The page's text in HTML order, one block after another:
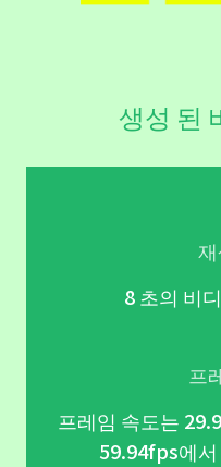
생성 된
8 초의 비
프
프레임 속도는
59.94fps에